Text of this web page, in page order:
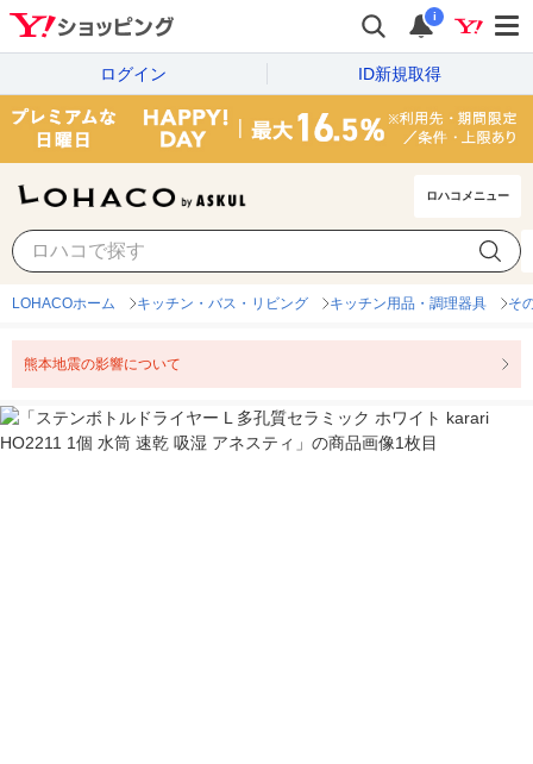
i
ログイン ID新規取得
ロハコメニュー
LOHACOホーム キッチン・バス・リビング キッチン用品・調理器具 そ
熊本地震の影響について